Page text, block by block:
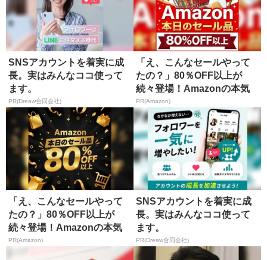
SNSアカウントを着実に成
長。実はみんなココ使って
ます。
PR(Dreaw合同会社)
「え、こんなセールやって
たの？」80％OFF以上が
続々登場！Amazonの本気
が...
PR(Amazon)
「え、こんなセールやって
たの？」80％OFF以上が
続々登場！Amazonの本気
が...
PR(Amazon)
SNSアカウントを着実に成
長。実はみんなココ使って
ます。
PR(Dreaw合同会社)